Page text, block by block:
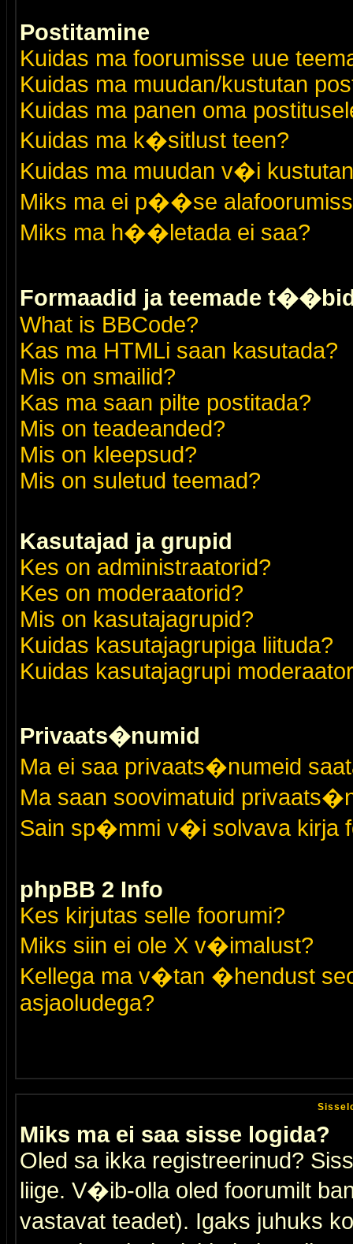
Postitamine
Kuidas ma foorumisse uue
Kuidas ma muudan/kustutan
Kuidas ma panen oma
Kuidas ma k�sitlust teen?
Kuidas ma muudan v�i
Miks ma ei p��se
Miks ma h��letada ei saa?
Formaadid ja teemade
What is BBCode?
Kas ma HTMLi saan kasutada?
Mis on smailid?
Kas ma saan pilte postitada?
Mis on teadeanded?
Mis on kleepsud?
Mis on suletud teemad?
Kasutajad ja grupid
Kes on administraatorid?
Kes on moderaatorid?
Mis on kasutajagrupid?
Kuidas kasutajagrupiga liituda?
Kuidas kasutajagrupi
Privaats�numid
Ma ei saa privaats�numeid
Ma saan soovimatuid
Sain sp�mmi v�i solvava kirja
phpBB 2 Info
Kes kirjutas selle foorumi?
Miks siin ei ole X v�imalust?
Kellega ma v�tan �hendust
asjaoludega?
Miks ma ei saa sisse logida?
Oled sa ikka registreerinud?
liige. V�ib-olla oled foorumilt
vastavat teadet). Igaks juhuks